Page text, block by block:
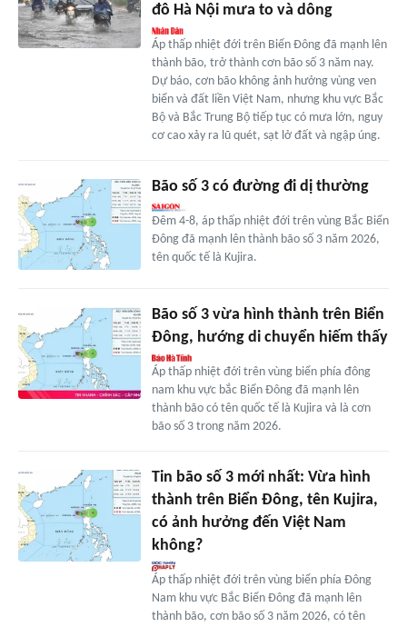
đô Hà Nội mưa to và dông
Áp thấp nhiệt đới trên Biển Đông đã mạnh lên
thành bão, trở thành cơn bão số 3 năm nay.
Dự báo, cơn bão không ảnh hưởng vùng ven
biển và đất liền Việt Nam, nhưng khu vực Bắc
Bộ và Bắc Trung Bộ tiếp tục có mưa lớn, nguy
cơ cao xảy ra lũ quét, sạt lở đất và ngập úng.
Bão số 3 có đường đi dị thường
Đêm 4-8, áp thấp nhiệt đới trên vùng Bắc Biển
Đông đã mạnh lên thành bão số 3 năm 2026,
tên quốc tế là Kujira.
Bão số 3 vừa hình thành trên Biển
Đông, hướng di chuyển hiếm thấy
Áp thấp nhiệt đới trên vùng biển phía đông
nam khu vực bắc Biển Đông đã mạnh lên
thành bão có tên quốc tế là Kujira và là cơn
bão số 3 trong năm 2026.
Tin bão số 3 mới nhất: Vừa hình
thành trên Biển Đông, tên Kujira,
có ảnh hưởng đến Việt Nam
không?
Áp thấp nhiệt đới trên vùng biển phía Đông
Nam khu vực Bắc Biển Đông đã mạnh lên
thành bão, cơn bão số 3 năm 2026, có tên